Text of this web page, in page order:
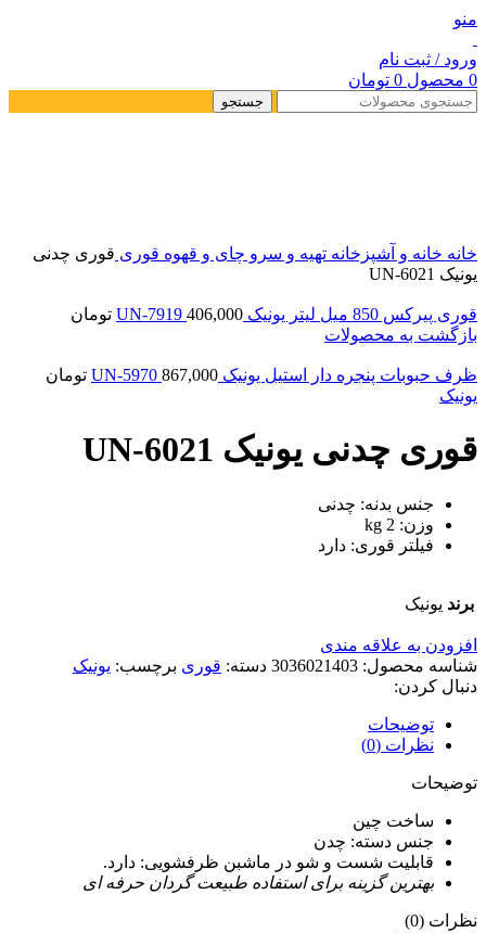
منو
ورود / ثبت نام
0 محصول 0 تومان
جستجو
خانه خانه و آشپزخانه تهیه و سرو چای و قهوه قوری قوری چدنی
یونیک UN-6021
قوری پیرکس 850 میل لیتر یونیک UN-7919 406,000
تومان
بازگشت به محصولات
ظرف حبوبات پنجره دار استیل یونیک UN-5970 867,000
تومان
یونیک
قوری چدنی یونیک UN-6021
جنس بدنه: چدنی
وزن: 2 kg
فیلتر قوری: دارد
برند یونیک
افزودن به علاقه مندی
شناسه محصول: 3036021403 دسته: قوری برچسب: یونیک
دنبال کردن:
توضیحات
نظرات (0)
توضیحات
ساخت چین
جنس دسته: چدن
قابلیت شست و شو در ماشبن ظرفشویی: دارد.
بهترین گزینه برای استفاده طبیعت گردان حرفه ای
نظرات (0)